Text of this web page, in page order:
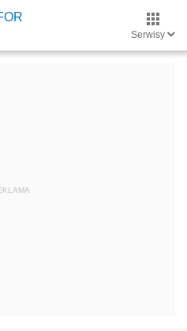
Serwisy